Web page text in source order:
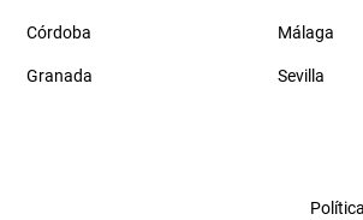
Córdoba
Granada
Málaga
Sevilla